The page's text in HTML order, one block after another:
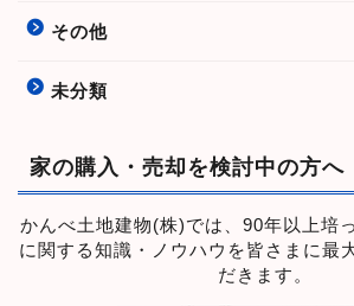
その他
未分類
家の購入・売却を検討中の方へ
かんべ土地建物(株)では、90年以上培
に関する知識・ノウハウを皆さまに最
だきます。